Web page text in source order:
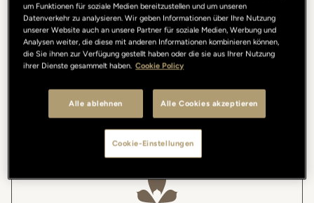
auszeichnen und in denen Ästhetik und Sorgfalt
authentisch miteinander verknüpft sind. Die in Florenz
verwurzelte Kollektion vereint heute Gastgewerbe-
Projekte in unterschiedlichen Städten, die sich alle durch
die gleiche Mission auszeichnen: Gäste in einem
Ambiente willkommen zu heißen, das durch Kultur, Stil
und Persönlichkeit gekennzeichnet ist.
um Funktionen für soziale Medien bereitzustellen und um unseren
Datenverkehr zu analysieren. Wir geben Informationen über Ihre Nutzung
unserer Website auch an unsere Partner für soziale Medien, Werbung und
Analysen weiter, die diese mit anderen Informationen kombinieren können,
die Sie ihnen zur Verfügung gestellt haben oder die sie aus Ihrer Nutzung
ihrer Dienste gesammelt haben. Cookie Policy
Alle ablehnen Alle Cookies akzeptieren
Cookie-Einstellungen